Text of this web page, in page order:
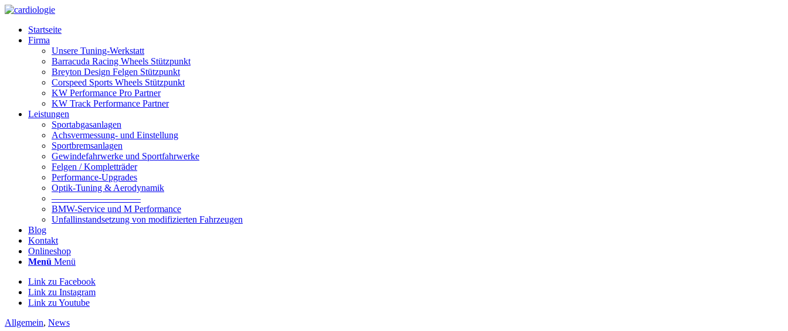
Startseite
Firma
Unsere Tuning-Werkstatt
Barracuda Racing Wheels Stützpunkt
Breyton Design Felgen Stützpunkt
Corspeed Sports Wheels Stützpunkt
KW Performance Pro Partner
KW Track Performance Partner
Leistungen
Sportabgasanlagen
Achsvermessung- und Einstellung
Sportbremsanlagen
Gewindefahrwerke und Sportfahrwerke
Felgen / Kompletträder
Performance-Upgrades
Optik-Tuning & Aerodynamik
—————————–
BMW-Service und M Performance
Unfallinstandsetzung von modifizierten Fahrzeugen
Blog
Kontakt
Onlineshop
Menü Menü
Link zu Facebook
Link zu Instagram
Link zu Youtube
Allgemein, News